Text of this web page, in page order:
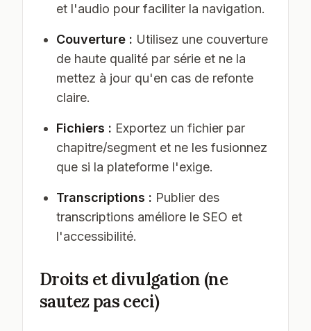
et l'audio pour faciliter la navigation.
Couverture : Utilisez une couverture
de haute qualité par série et ne la
mettez à jour qu'en cas de refonte
claire.
Fichiers : Exportez un fichier par
chapitre/segment et ne les fusionnez
que si la plateforme l'exige.
Transcriptions : Publier des
transcriptions améliore le SEO et
l'accessibilité.
Droits et divulgation (ne
sautez pas ceci)